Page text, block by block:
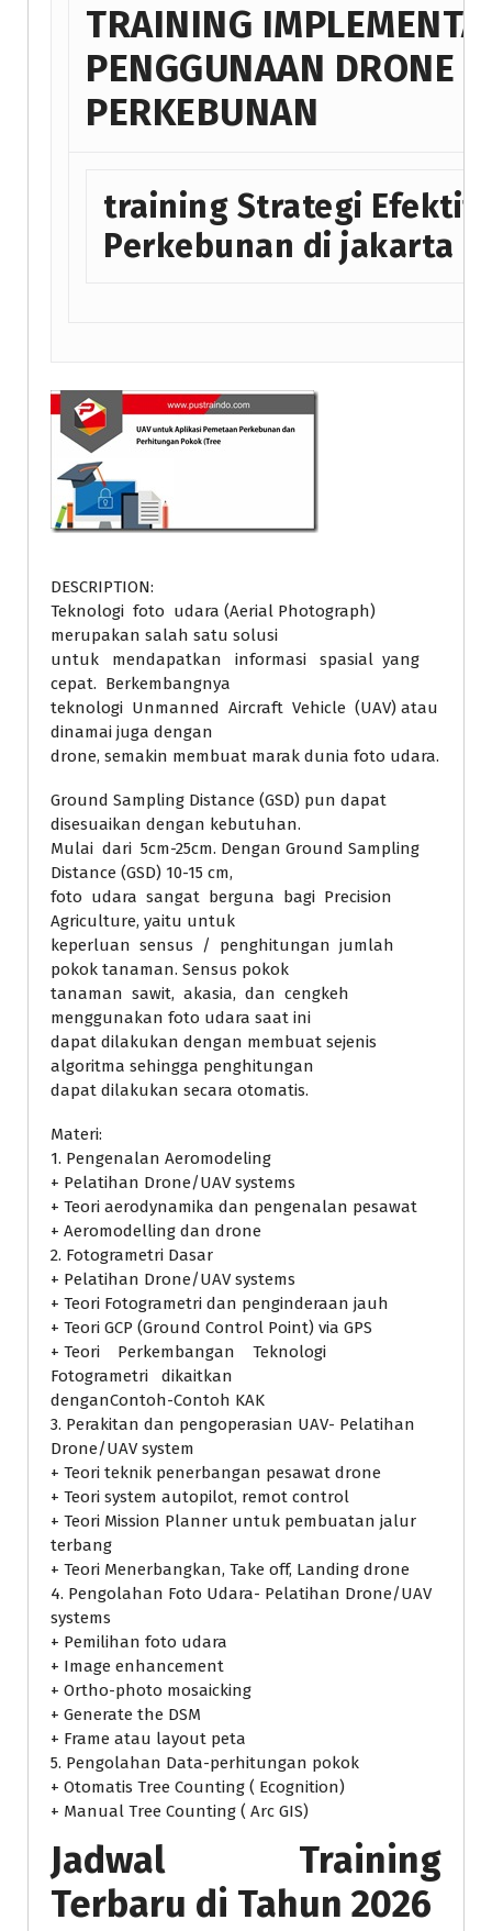
TRAINING
PENGGUNAAN DRONE
PERKEBUNAN
training Strategi Efektif
Perkebunan di jakarta
DESCRIPTION:
Teknologi foto udara (Aerial Photograph)
merupakan salah satu solusi
untuk mendapatkan informasi spasial yang
cepat. Berkembangnya
teknologi Unmanned Aircraft Vehicle (UAV) atau
dinamai juga dengan
drone, semakin membuat marak dunia foto udara.
Ground Sampling Distance (GSD) pun dapat
disesuaikan dengan kebutuhan.
Mulai dari 5cm-25cm. Dengan Ground Sampling
Distance (GSD) 10-15 cm,
foto udara sangat berguna bagi Precision
Agriculture, yaitu untuk
keperluan sensus / penghitungan jumlah
pokok tanaman. Sensus pokok
tanaman sawit, akasia, dan cengkeh
menggunakan foto udara saat ini
dapat dilakukan dengan membuat sejenis
algoritma sehingga penghitungan
dapat dilakukan secara otomatis.
Materi:
1. Pengenalan Aeromodeling
+ Pelatihan Drone/UAV systems
+ Teori aerodynamika dan pengenalan pesawat
+ Aeromodelling dan drone
2. Fotogrametri Dasar
+ Pelatihan Drone/UAV systems
+ Teori Fotogrametri dan penginderaan jauh
+ Teori GCP (Ground Control Point) via GPS
+ Teori Perkembangan Teknologi
Fotogrametri dikaitkan
denganContoh-Contoh KAK
3. Perakitan dan pengoperasian UAV- Pelatihan
Drone/UAV system
+ Teori teknik penerbangan pesawat drone
+ Teori system autopilot, remot control
+ Teori Mission Planner untuk pembuatan jalur
terbang
+ Teori Menerbangkan, Take off, Landing drone
4. Pengolahan Foto Udara- Pelatihan Drone/UAV
systems
+ Pemilihan foto udara
+ Image enhancement
+ Ortho-photo mosaicking
+ Generate the DSM
+ Frame atau layout peta
5. Pengolahan Data-perhitungan pokok
+ Otomatis Tree Counting ( Ecognition)
+ Manual Tree Counting ( Arc GIS)
Jadwal Training
Terbaru di Tahun 2026